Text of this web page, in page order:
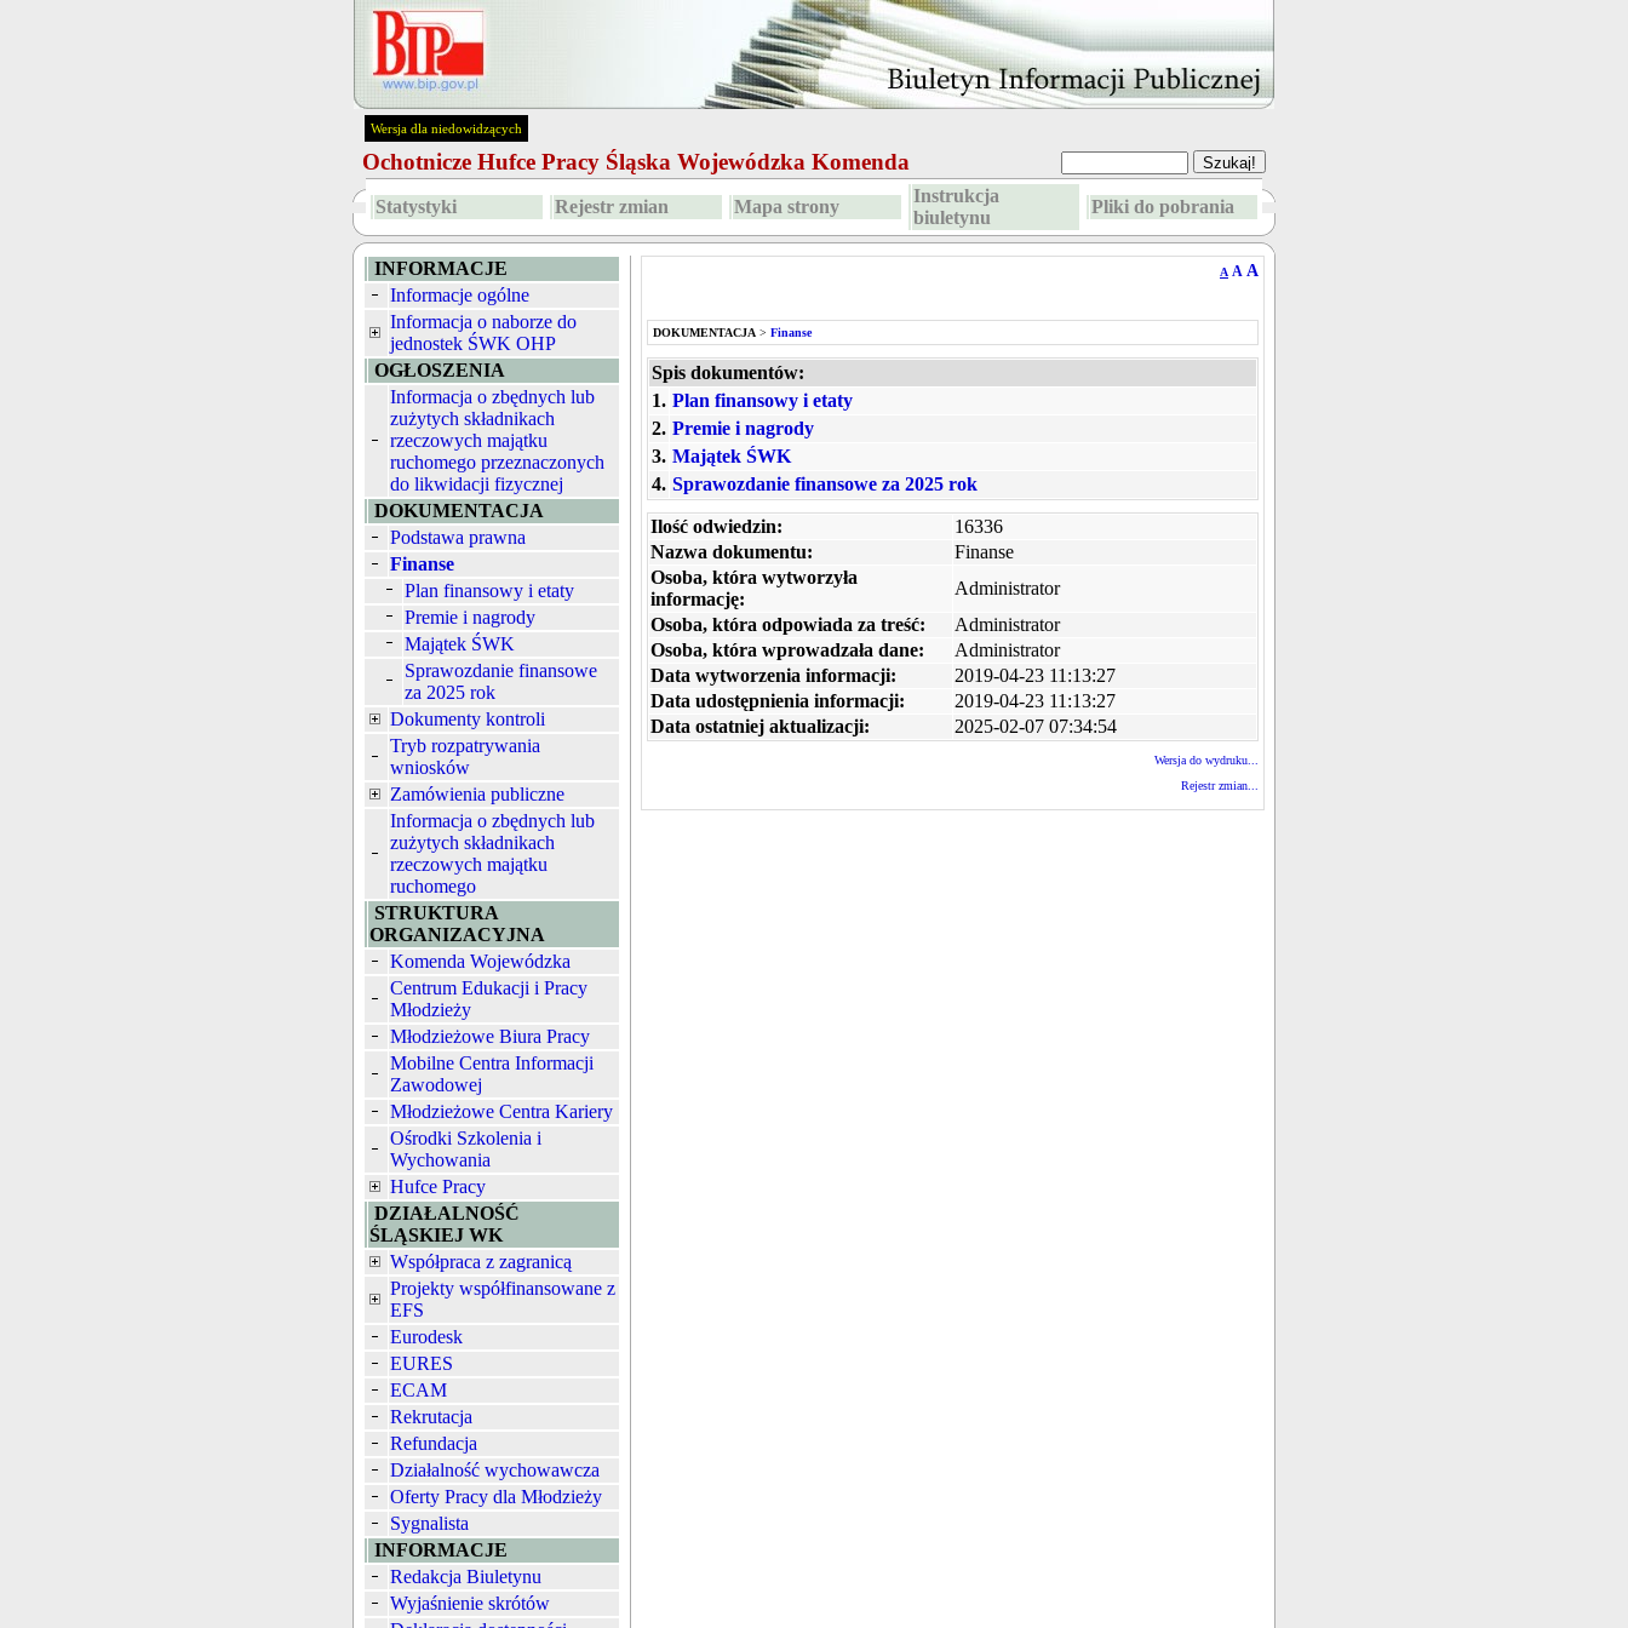
Wersja dla niedowidzących
Ochotnicze Hufce Pracy Śląska Wojewódzka Komenda
Statystyki Rejestr zmian Mapa strony
Instrukcja
biuletynu
Pliki do pobrania
INFORMACJE
Informacje ogólne
Informacja o naborze do
jednostek ŚWK OHP
OGŁOSZENIA
Informacja o zbędnych lub
zużytych składnikach
rzeczowych majątku
ruchomego przeznaczonych
do likwidacji fizycznej
DOKUMENTACJA
Podstawa prawna
Finanse
Plan finansowy i etaty
Premie i nagrody
Majątek ŚWK
Sprawozdanie finansowe
za 2025 rok
Dokumenty kontroli
Tryb rozpatrywania
wniosków
Zamówienia publiczne
Informacja o zbędnych lub
zużytych składnikach
rzeczowych majątku
ruchomego
STRUKTURA
ORGANIZACYJNA
Komenda Wojewódzka
Centrum Edukacji i Pracy
Młodzieży
Młodzieżowe Biura Pracy
Mobilne Centra Informacji
Zawodowej
Młodzieżowe Centra Kariery
Ośrodki Szkolenia i
Wychowania
Hufce Pracy
DZIAŁALNOŚĆ
ŚLĄSKIEJ WK
Współpraca z zagranicą
Projekty współfinansowane z
EFS
Eurodesk
EURES
ECAM
Rekrutacja
Refundacja
Działalność wychowawcza
Oferty Pracy dla Młodzieży
Sygnalista
INFORMACJE
Redakcja Biuletynu
Wyjaśnienie skrótów
A A A
DOKUMENTACJA > Finanse
Spis dokumentów:
1. Plan finansowy i etaty
2. Premie i nagrody
3. Majątek ŚWK
4. Sprawozdanie finansowe za 2025 rok
Ilość odwiedzin:
16336
Nazwa dokumentu:
Finanse
Osoba, która wytworzyła
informację:
Administrator
Osoba, która odpowiada za treść:
Administrator
Osoba, która wprowadzała dane:
Administrator
Data wytworzenia informacji:
2019-04-23 11:13:27
Data udostępnienia informacji:
2019-04-23 11:13:27
Data ostatniej aktualizacji:
2025-02-07 07:34:54
Wersja do wydruku...
Rejestr zmian...